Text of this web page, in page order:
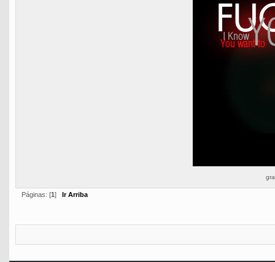
Páginas: [1 ] Ir Arriba